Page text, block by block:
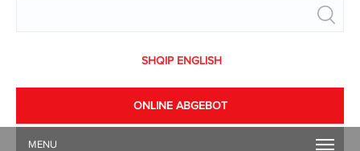
Search
SHQIP ENGLISH
ONLINE ABGEBOT
MENU